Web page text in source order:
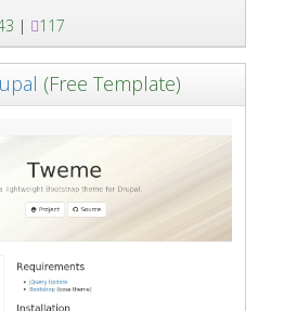
| 117
(Free Template)